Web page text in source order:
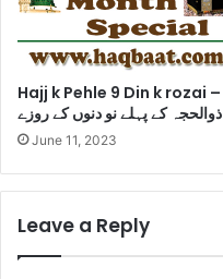
Hajj k Pehle 9 Din k rozai –
ذوالحجہ کے پہلے نو دنوں کے روزے
June 11, 2023
Leave a Reply